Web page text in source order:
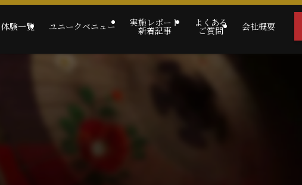
体験一覧 ユニークベニュー 実施レポート
新着記事
よくある
ご質問 会社概要